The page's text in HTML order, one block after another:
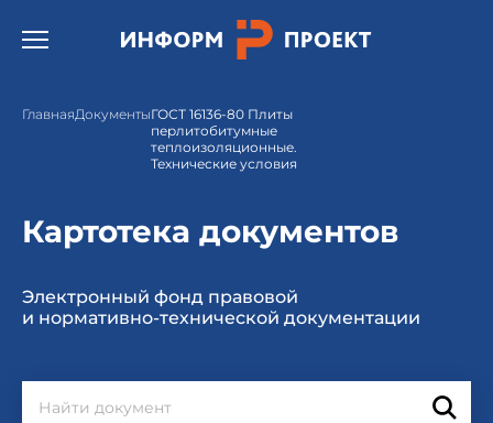
Открыть бургер меню.
ГлавнаяДокументыГОСТ 16136-80 Плиты
перлитобитумные
теплоизоляционные.
Технические условия
Картотека документов
Электронный фонд правовой
и нормативно-технической документации